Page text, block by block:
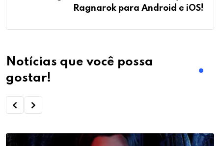
Ragnarok para Android e iOS!
Notícias que você possa
gostar!